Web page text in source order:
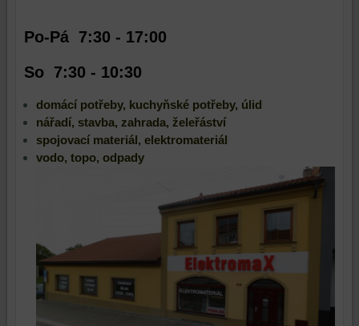
Po-Pá 7:30 - 17:00
So 7:30 - 10:30
domácí potřeby, kuchyňské potřeby, úlid
nářadí, stavba, zahrada, želeřáství
spojovací materiál, elektromateriál
vodo, topo, odpady